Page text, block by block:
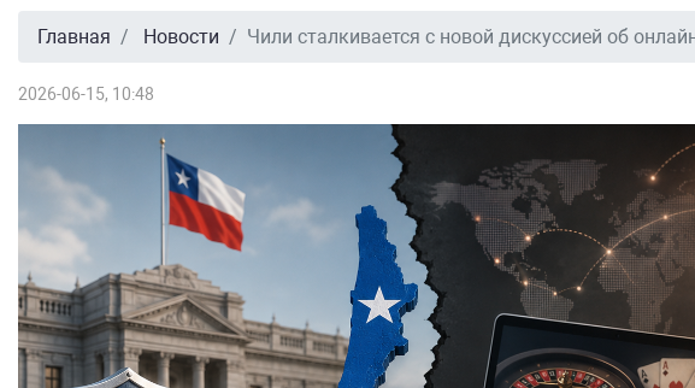
Главная Новости Чили сталкивается с новой дискуссией об
2026-06-15, 10:48